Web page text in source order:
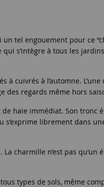
tel engouement pour ce
qui s’intègre à tous les
cuivrés à l’automne. L’une
des regards même hors
haie immédiat. Son tronc
librement dans
charmille n’est pas qu’un
types de sols, même